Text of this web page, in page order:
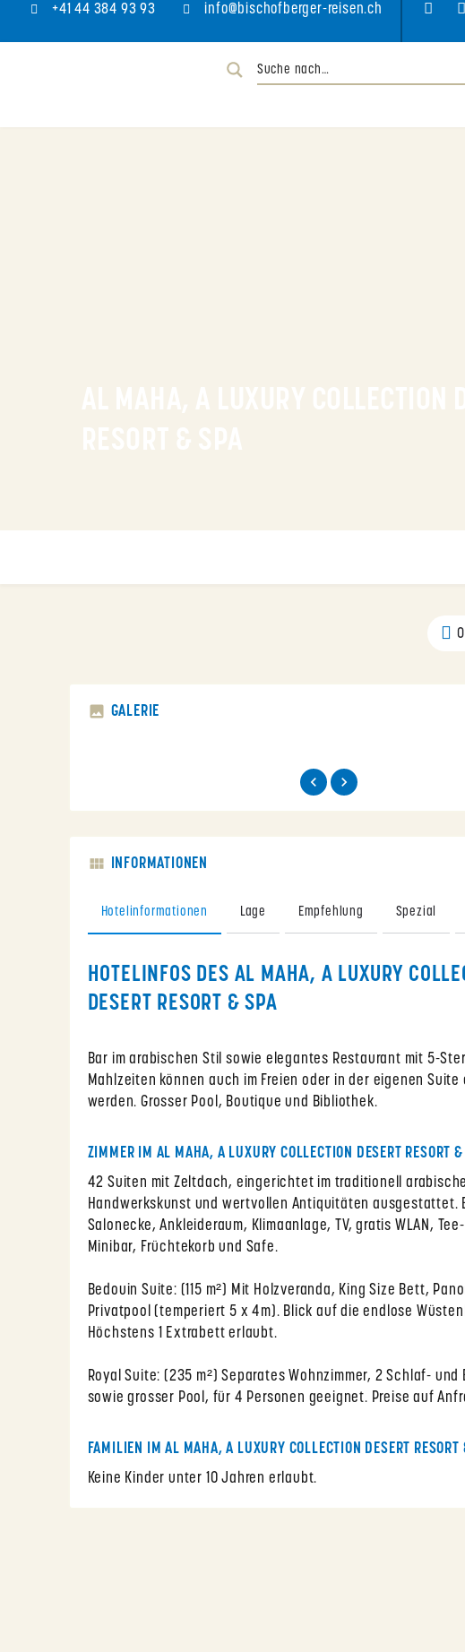
+41 44 384 93 93 info@bischofberger-reisen.ch
GALERIE
INFORMATIONEN
Hotelinformationen Lage Empfehlung Spezial
HOTELINFOS DES AL MAHA, A LUXURY
DESERT RESORT & SPA
Bar im arabischen Stil sowie elegantes Restaurant mit 5-
Mahlzeiten können auch im Freien oder in der eigenen Suite
werden. Grosser Pool, Boutique und Bibliothek.
ZIMMER IM AL MAHA, A LUXURY COLLECTION DESERT RESORT &
42 Suiten mit Zeltdach, eingerichtet im traditionell
Handwerkskunst und wertvollen Antiquitäten ausgestattet.
Salonecke, Ankleideraum, Klimaanlage, TV, gratis WLAN,
Minibar, Früchtekorb und Safe.
Bedouin Suite: (115 m²) Mit Holzveranda, King Size Bett,
Privatpool (temperiert 5 x 4m). Blick auf die endlose
Höchstens 1 Extrabett erlaubt.
Royal Suite: (235 m²) Separates Wohnzimmer, 2 Schlaf- und
sowie grosser Pool, für 4 Personen geeignet. Preise auf
FAMILIEN IM AL MAHA, A LUXURY COLLECTION DESERT RESORT
Keine Kinder unter 10 Jahren erlaubt.